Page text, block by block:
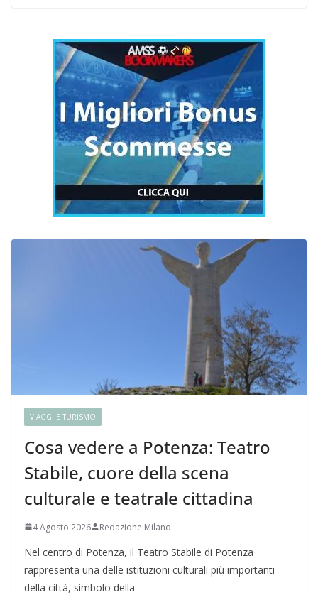
VIAGGI E TURISMO
Cosa vedere a Potenza: Teatro
Stabile, cuore della scena
culturale e teatrale cittadina
4 Agosto 2026 Redazione Milano
Nel centro di Potenza, il Teatro Stabile di Potenza
rappresenta una delle istituzioni culturali più importanti
della città, simbolo della